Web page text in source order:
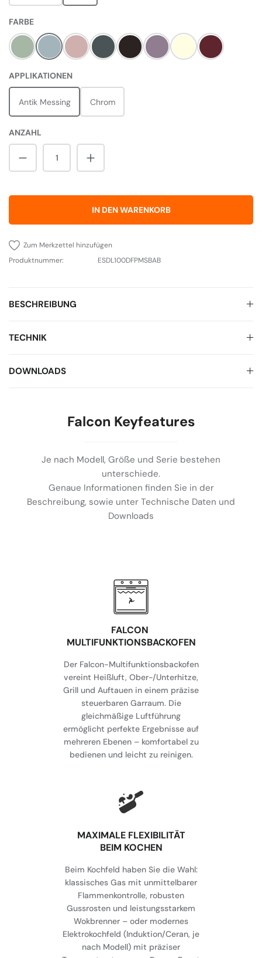
FARBEAUSWÄHLEN
Mint Misty BluePale Pink Slate Black Heather Pale CreamBordeaux Rot
APPLIKATIONENAUSWÄHLEN
Antik Messing Chrom
ANZAHL
Produkt Anzahl: Gib den gewünschten
IN DEN WARENKORB
Zum Merkzettel hinzufügen
Produktnummer:
ESDL100DFPMSBAB
BESCHREIBUNG
TECHNIK
DOWNLOADS
Falcon Keyfeatures
Je nach Modell, Größe und Serie bestehen
unterschiede.
Genaue Informationen finden Sie in der
Beschreibung, sowie unter Technische Daten und
Downloads
FALCON
MULTIFUNKTIONSBACKOFEN
Der Falcon-Multifunktionsbackofen
vereint Heißluft, Ober-/Unterhitze,
Grill und Auftauen in einem präzise
steuerbaren Garraum. Die
gleichmäßige Luftführung
ermöglicht perfekte Ergebnisse auf
mehreren Ebenen – komfortabel zu
bedienen und leicht zu reinigen.
MAXIMALE FLEXIBILITÄT
BEIM KOCHEN
Beim Kochfeld haben Sie die Wahl:
klassisches Gas mit unmittelbarer
Flammenkontrolle, robusten
Gussrosten und leistungsstarkem
Wokbrenner – oder modernes
Elektrokochfeld (Induktion/Ceran, je
nach Modell) mit präziser